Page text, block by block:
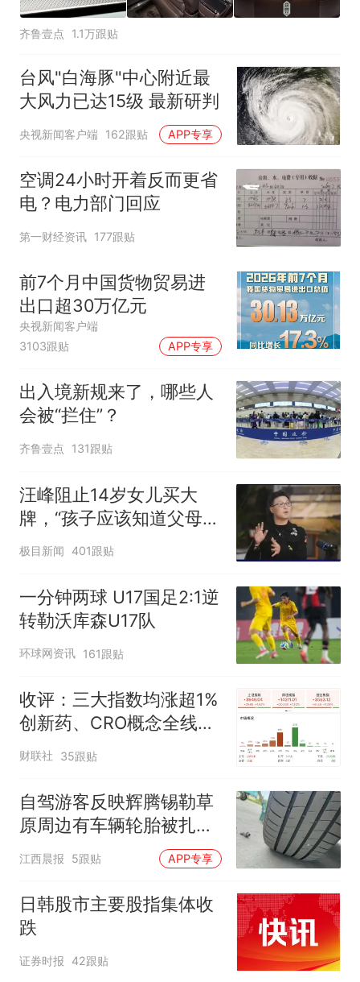
齐鲁壹点 1.1万跟贴
台风"白海豚"中心附近最
大风力已达15级 最新研判
央视新闻客户端 162跟贴 APP专享
空调24小时开着反而更省
电？电力部门回应
第一财经资讯 177跟贴
前7个月中国货物贸易进
出口超30万亿元
央视新闻客户端
3103跟贴
APP专享
出入境新规来了，哪些人
会被“拦住”？
齐鲁壹点 131跟贴
汪峰阻止14岁女儿买大
牌，“孩子应该知道父母的
不易”，称自己买衣服80%
极目新闻 401跟贴
一分钟两球 U17国足2:1逆
转勒沃库森U17队
环球网资讯 161跟贴
收评：三大指数均涨超1%
创新药、CRO概念全线走
强
财联社 35跟贴
自驾游客反映辉腾锡勒草
原周边有车辆轮胎被扎，
修理店铺换胎价格高达千
元，官方发布情况通报
江西晨报 5跟贴 APP专享
日韩股市主要股指集体收
跌
证券时报 42跟贴